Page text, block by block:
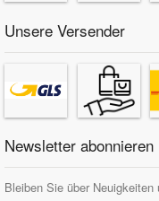
Unsere Versender
Newsletter abonnieren
Bleiben Sie über